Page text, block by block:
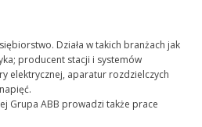
Działa w takich branżach jak
producent stacji i systemów
elektrycznej, aparatur rozdzielczych
Grupa ABB prowadzi także prace